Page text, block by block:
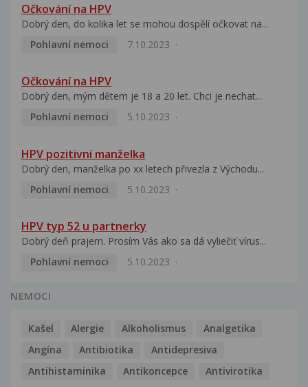
Očkování na HPV
Dobrý den, do kolika let se mohou dospělí očkovat na...
Pohlavní nemoci
7.10.2023
Očkování na HPV
Dobrý den, mým dětem je 18 a 20 let. Chci je nechat...
Pohlavní nemoci
5.10.2023
HPV pozitivní manželka
Dobrý den, manželka po xx letech přivezla z Východu...
Pohlavní nemoci
5.10.2023
HPV typ 52 u partnerky
Dobrý deň prajem. Prosím Vás ako sa dá vyliečiť vírus...
Pohlavní nemoci
5.10.2023
NEMOCI
Kašel Alergie Alkoholismus
Analgetika
Angína
Antibiotika
Antidepresiva
Antihistaminika
Antikoncepce Antivirotika